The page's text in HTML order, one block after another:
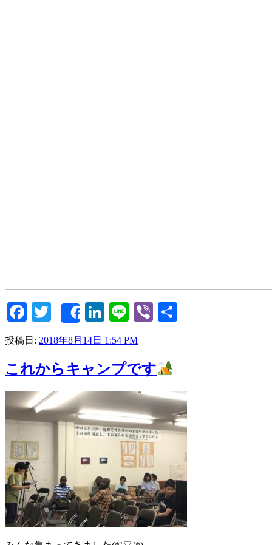
Facebook
TwitterShareLinkedIn
LineViber
投稿日: 2018年8月14日 1:54 PM
これからキャンプです